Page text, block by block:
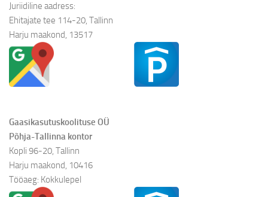
Juriidiline aadress:
Ehitajate tee 114-20, Tallinn
Harju maakond, 13517
Gaasikasutuskoolituse OÜ
Põhja-Tallinna kontor
Kopli 96-20, Tallinn
Harju maakond, 10416
Tööaeg: Kokkulepel